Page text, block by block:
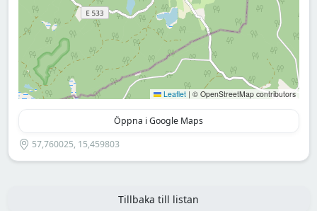
Leaflet | © OpenStreetMap contributors
Öppna i Google Maps
57,760025, 15,459803
Tillbaka till listan